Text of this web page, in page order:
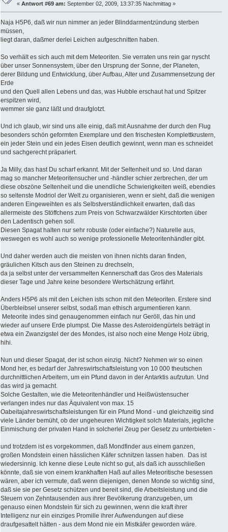
«Antwort #69 am: September 02, 2009, 13:37:35 Nachmittag »
Naja H5P6, daß wir nun nimmer an jeder Blinddarmentzündung sterben
müssen,
liegt daran, daßmer derlei Leichen aufgeschnitten haben.
So verhält es sich auch mit dem Meteoriten. Sie verraten uns rein gar nyscht
über unser Sonnensystem, über den Ursprung der Sonne, der Planeten,
derer Bildung und Entwicklung, über Aufbau, Alter und Zusammensetzung der
Erde
und den Quell allen Lebens und das, was Hubble erschaut hat und Spitzer
erspitzen wird,
wemmer sie ganz läßt und draufglotzt.
Und ich glaub, wir sind uns alle einig, daß mit Ausnahme der durch den Flug
besonders schön geformten Exemplare und den frischesten Komplettkrustern,
ein jeder Stein und ein jedes Eisen deutlich gewinnt, wenn man es schneidet
und sachgerecht präpariert.
Ja Milly, das hast Du scharf erkannt. Mit der Seltenheit und so. Und daran
mag so mancher Meteoritensucher und -händler schier zerbrechen, der um
diese obszöne Seltenheit und die unendliche Schwierigkeiten weiß, ebendies
so seltenste Modriol der Welt zu organisieren, wenn er sieht, daß die wenigen
anderen Eingeweihten es als Selbstverständlichkeit erwarten, daß das
allermeiste des Stöffchens zum Preis von Schwarzwälder Kirschtorten über
den Ladentisch gehen soll.
Diesen Spagat halten nur sehr robuste (oder einfache?) Naturelle aus,
weswegen es wohl auch so wenige professionelle Meteoritenhändler gibt.
Und daher werden auch die meisten von ihnen nichts daran finden,
gräulichen Kitsch aus den Steinen zu drechseln,
da ja selbst unter der versammelten Kennerschaft das Gros des Materials
dieser Tage und Jahre keine besondere Wertschätzung erfährt.
Anders H5P6 als mit den Leichen ists schon mit den Meteoriten. Erstere sind
Überbleibsel unserer selbst, sodaß man ethisch argumentieren kann.
Meteorite indes sind genaugenommen einfach nur Geröll, das hin und
wieder auf unsere Erde plumpst. Die Masse des Asteroidengürtels beträgt in
etwa ein Zwanzigstel der des Mondes, ist also noch eine Menge Holz übrig,
hihi.
Nun und dieser Spagat, der ist schon einzig. Nicht? Nehmen wir so einen
Mond her, es bedarf der Jahreswirtschaftsleistung von 10 000 theutschen
durchnittlichen Arbeitern, um ein Pfund davon in der Antarktis aufzutun. Und
das wird ja gemacht.
Solche Gestalten, wie die Meteoritenhändler und Heißwüstensucher
verlangen indes nur das Äquivalent von max. 15
Oabeitajahreswirtschaftsleistungen für ein Pfund Mond - und gleichzeitig sind
viele Länder bemüht, ob der ungeheuren Wichtigkeit solch Materials, jegliche
Einmischung der privaten Hand in solcherlei Zeug per Gesetz zu unterbieten -
und trotzdem ist es vorgekommen, daß Mondfinder aus einem ganzen,
großen Mondstein einen hässlichen Käfer schnitzen lassen haben. Das ist
wiedersinnig. Ich kenne diese Leute nicht so gut, als daß ich ausschließen
könnte, daß sie von einem krankhaften Haß auf alles Meteoritische besessen
wären, aber ich vermute, daß wenn diejenigen, denen Monde so wichtig sind,
daß sie sie per Gesetz schützen und bereit sind, die Arbeitsleistung und die
Steuern von Zehntausenden aus ihrer Bevölkerung dranzugeben, um
genauso einen Mondstein für sich zu gewinnen, wenn die kraft ihrer
Intelligenz nur ein einziges Promille ihrer Aufwendungen auf diese
draufgesattelt hätten - aus dem Mond nie ein Mistkäfer geworden wäre.